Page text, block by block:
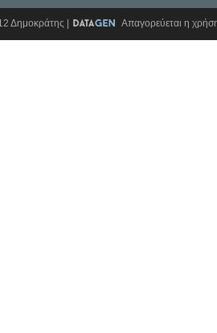
Δημοκράτης | Απαγορεύεται η